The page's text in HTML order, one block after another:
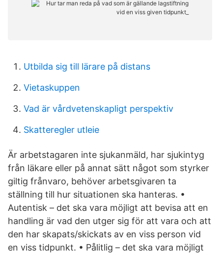
Utbilda sig till lärare på distans
Vietaskuppen
Vad är vårdvetenskapligt perspektiv
Skatteregler utleie
Är arbetstagaren inte sjukanmäld, har sjukintyg
från läkare eller på annat sätt något som styrker
giltig frånvaro, behöver arbetsgivaren ta
ställning till hur situationen ska hanteras. •
Autentisk – det ska vara möjligt att bevisa att en
handling är vad den utger sig för att vara och att
den har skapats/skickats av en viss person vid
en viss tidpunkt. • Pålitlig – det ska vara möjligt